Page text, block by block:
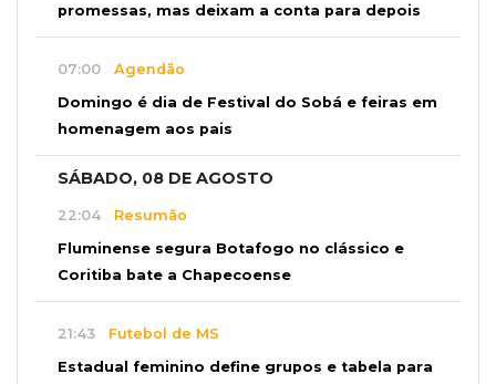
promessas, mas deixam a conta para depois
07:00 Agendão
Domingo é dia de Festival do Sobá e feiras em
homenagem aos pais
SÁBADO, 08 DE AGOSTO
22:04 Resumão
Fluminense segura Botafogo no clássico e
Coritiba bate a Chapecoense
21:43 Futebol de MS
Estadual feminino define grupos e tabela para